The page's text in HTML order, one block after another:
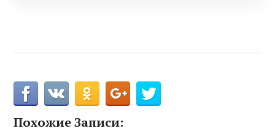
Похожие Записи: